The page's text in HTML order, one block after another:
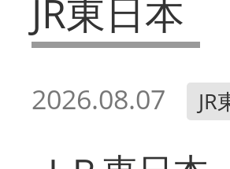
JR東日本
2026.08.07 JR